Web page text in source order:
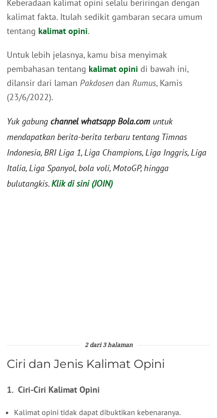
Keberadaan kalimat opini selalu beriringan dengan
kalimat fakta. Itulah sedikit gambaran secara umum
tentang kalimat opini.
Untuk lebih jelasnya, kamu bisa menyimak
pembahasan tentang kalimat opini di bawah ini,
dilansir dari laman Pakdosen dan Rumus, Kamis
(23/6/2022).
Yuk gabung channel whatsapp Bola.com untuk
mendapatkan berita-berita terbaru tentang Timnas
Indonesia, BRI Liga 1, Liga Champions, Liga Inggris, Liga
Italia, Liga Spanyol, bola voli, MotoGP, hingga
bulutangkis.Klik di sini (JOIN)
2 dari 3 halaman
Ciri dan Jenis Kalimat Opini
1. Ciri-Ciri Kalimat Opini
Kalimat opini tidak dapat dibuktikan kebenaranya.